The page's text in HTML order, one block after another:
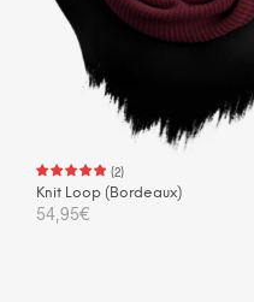
(2)
Knit Loop (Bordeaux)
54,95€